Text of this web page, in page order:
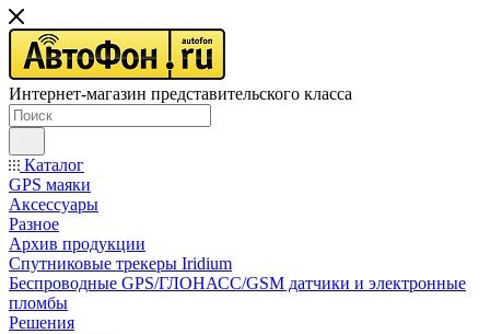
Интернет-магазин представительского класса
Каталог
GPS маяки
Аксессуары
Разное
Архив продукции
Спутниковые трекеры Iridium
Беспроводные GPS/ГЛОНАСС/GSM датчики и электронные
пломбы
Решения